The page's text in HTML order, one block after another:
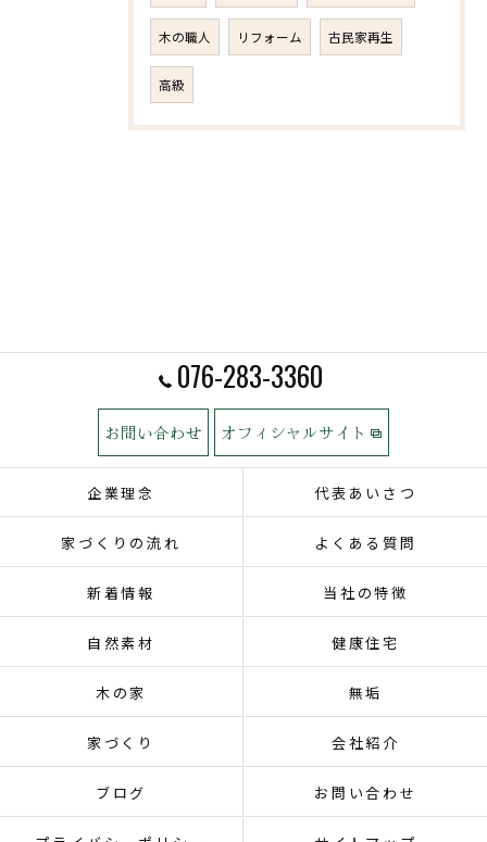
木の職人 リフォーム 古民家再生
高級
076-283-3360
お問い合わせ オフィシャルサイト
企業理念 代表あいさつ
家づくりの流れ よくある質問
新着情報 当社の特徴
自然素材 健康住宅
木の家 無垢
家づくり 会社紹介
ブログ お問い合わせ